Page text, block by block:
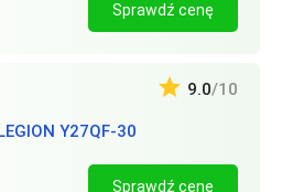
Sprawdź cenę
Y27QF-30
9.0/10
Sprawdź cenę